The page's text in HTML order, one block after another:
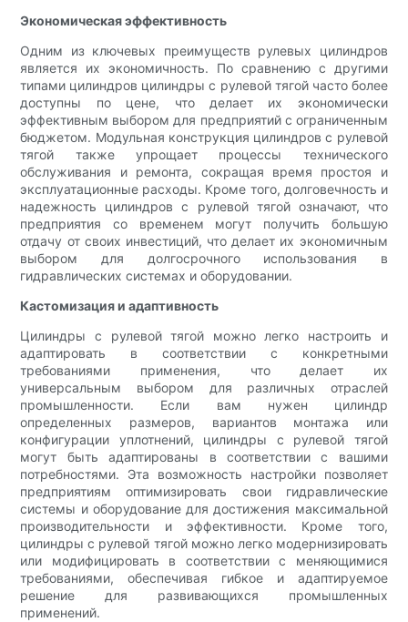
Экономическая эффективность
Одним из ключевых преимуществ рулевых цилиндров
является их экономичность. По сравнению с другими
типами цилиндров цилиндры с рулевой тягой часто более
доступны по цене, что делает их экономически
эффективным выбором для предприятий с ограниченным
бюджетом. Модульная конструкция цилиндров с рулевой
тягой также упрощает процессы технического
обслуживания и ремонта, сокращая время простоя и
эксплуатационные расходы. Кроме того, долговечность и
надежность цилиндров с рулевой тягой означают, что
предприятия со временем могут получить большую
отдачу от своих инвестиций, что делает их экономичным
выбором для долгосрочного использования в
гидравлических системах и оборудовании.
Кастомизация и адаптивность
Цилиндры с рулевой тягой можно легко настроить и
адаптировать в соответствии с конкретными
требованиями применения, что делает их
универсальным выбором для различных отраслей
промышленности. Если вам нужен цилиндр
определенных размеров, вариантов монтажа или
конфигурации уплотнений, цилиндры с рулевой тягой
могут быть адаптированы в соответствии с вашими
потребностями. Эта возможность настройки позволяет
предприятиям оптимизировать свои гидравлические
системы и оборудование для достижения максимальной
производительности и эффективности. Кроме того,
цилиндры с рулевой тягой можно легко модернизировать
или модифицировать в соответствии с меняющимися
требованиями, обеспечивая гибкое и адаптируемое
решение для развивающихся промышленных
применений.